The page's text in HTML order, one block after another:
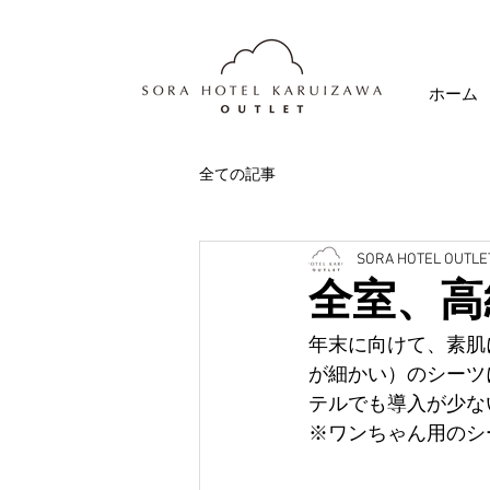
ホーム
全ての記事
全室、
SORA HOTEL
年末に向けて、素
が細かい）のシー
テルでも導入が少
※ワンちゃん用のシ